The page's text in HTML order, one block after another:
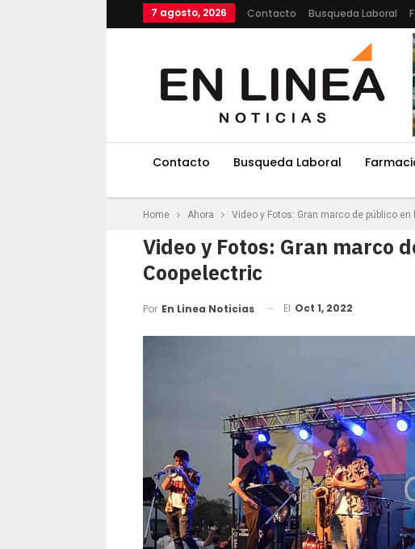
7 agosto, 2026 Contacto Busqueda Laboral
Contacto Busqueda Laboral
Home Ahora Video y Fotos: Gran marco de público
Video y Fotos: Gran marco
Coopelectric
Por En Linea Noticias El Oct 1, 2022